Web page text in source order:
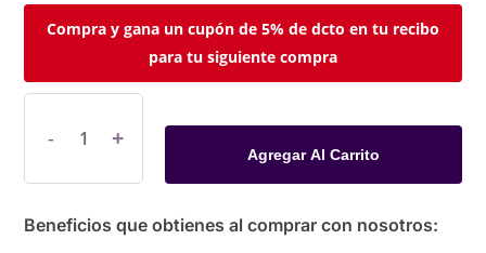
Compra y gana un cupón de 5% de dcto en tu recibo
para tu siguiente compra
Agregar Al Carrito
Beneficios que obtienes al comprar con nosotros: